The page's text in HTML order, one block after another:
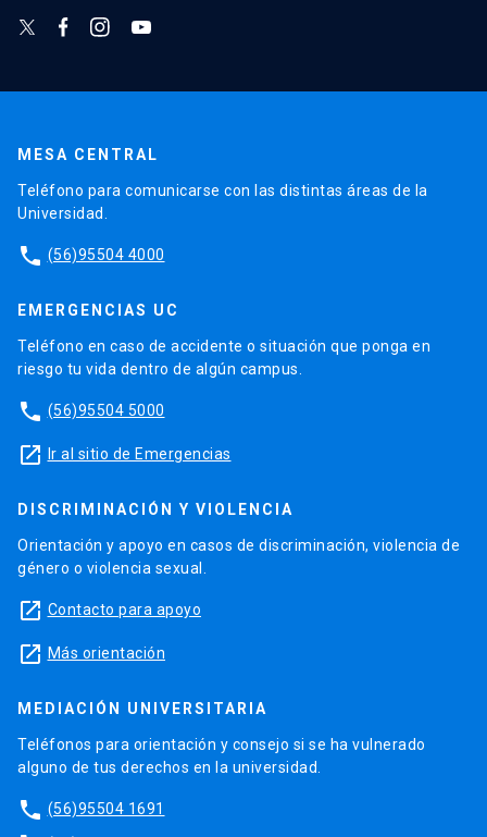
MESA CENTRAL
Teléfono para comunicarse con las distintas áreas de la
Universidad.
phone (56)95504 4000
EMERGENCIAS UC
Teléfono en caso de accidente o situación que ponga en
riesgo tu vida dentro de algún campus.
phone (56)95504 5000
launch Ir al sitio de Emergencias
DISCRIMINACIÓN Y VIOLENCIA
Orientación y apoyo en casos de discriminación, violencia de
género o violencia sexual.
launch Contacto para apoyo
launch Más orientación
MEDIACIÓN UNIVERSITARIA
Teléfonos para orientación y consejo si se ha vulnerado
alguno de tus derechos en la universidad.
phone (56)95504 1691